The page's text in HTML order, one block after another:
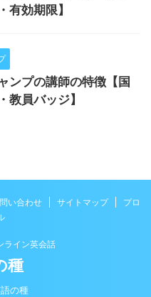
有効期限】
ンプの講師の特徴【国
教員バッジ】
い合わせ サイトマップ
プロ
ライン英会話
種
の種